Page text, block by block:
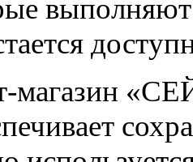
магазин